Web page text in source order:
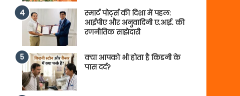
स्मार्ट पोर्ट्स की दिशा में पहल:
आईपीए और अनुवादिनी ए.आई. की
रणनीतिक साझेदारी
क्या आपको भी होता है किडनी के
पास दर्द?